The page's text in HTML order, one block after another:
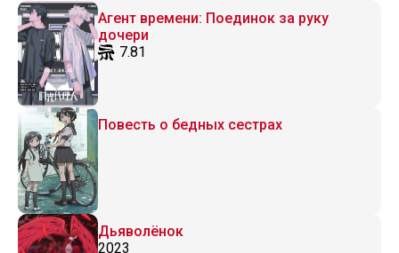
Агент времени: Поединок за руку
дочери
7.81
Повесть о бедных сестрах
Дьяволёнок
2023